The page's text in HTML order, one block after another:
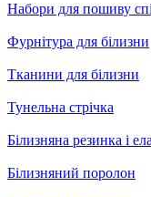
Набори для пошиву
Фурнітура для білизни
Тканини для білизни
Тунельна стрічка
Білизняна резинка і
Білизняний поролон